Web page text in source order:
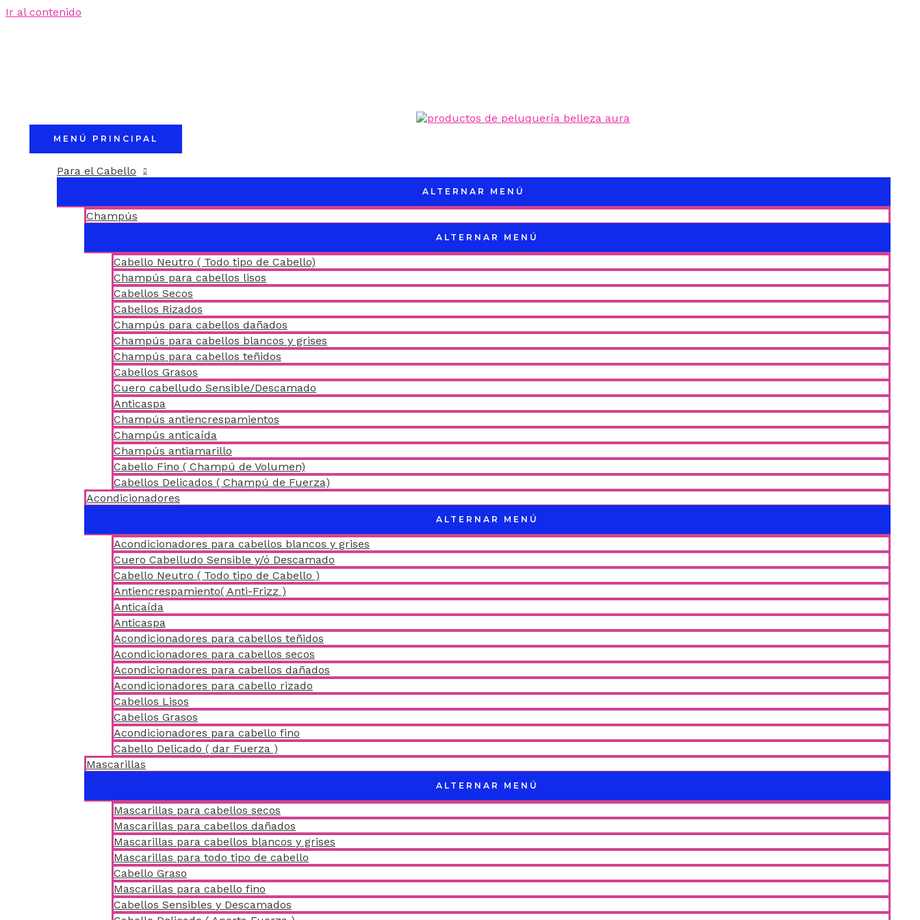
Ir al contenido
MENÚ PRINCIPAL
Para el Cabello
ALTERNAR MENÚ
Champús
ALTERNAR MENÚ
Cabello Neutro ( Todo tipo de Cabello)
Champús para cabellos lisos
Cabellos Secos
Cabellos Rizados
Champús para cabellos dañados
Champús para cabellos blancos y grises
Champús para cabellos teñidos
Cabellos Grasos
Cuero cabelludo Sensible/Descamado
Anticaspa
Champús antiencrespamientos
Champús anticaída
Champús antiamarillo
Cabello Fino ( Champú de Volumen)
Cabellos Delicados ( Champú de Fuerza)
Acondicionadores
ALTERNAR MENÚ
Acondicionadores para cabellos blancos y grises
Cuero Cabelludo Sensible y/ó Descamado
Cabello Neutro ( Todo tipo de Cabello )
Antiencrespamiento( Anti-Frizz )
Anticaída
Anticaspa
Acondicionadores para cabellos teñidos
Acondicionadores para cabellos secos
Acondicionadores para cabellos dañados
Acondicionadores para cabello rizado
Cabellos Lisos
Cabellos Grasos
Acondicionadores para cabello fino
Cabello Delicado ( dar Fuerza )
Mascarillas
ALTERNAR MENÚ
Mascarillas para cabellos secos
Mascarillas para cabellos dañados
Mascarillas para cabellos blancos y grises
Mascarillas para todo tipo de cabello
Cabello Graso
Mascarillas para cabello fino
Cabellos Sensibles y Descamados